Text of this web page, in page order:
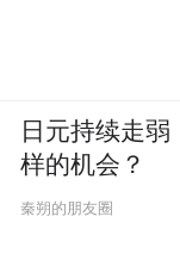
日元持续走弱
样的机会？
秦朔的朋友圈